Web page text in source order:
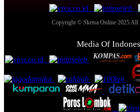
Copyright © Sketsa Online 2025 All
Media Of